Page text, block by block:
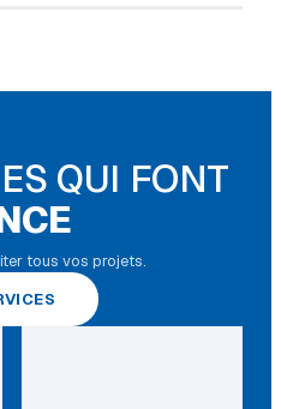
QUI FONT
tous vos projets.